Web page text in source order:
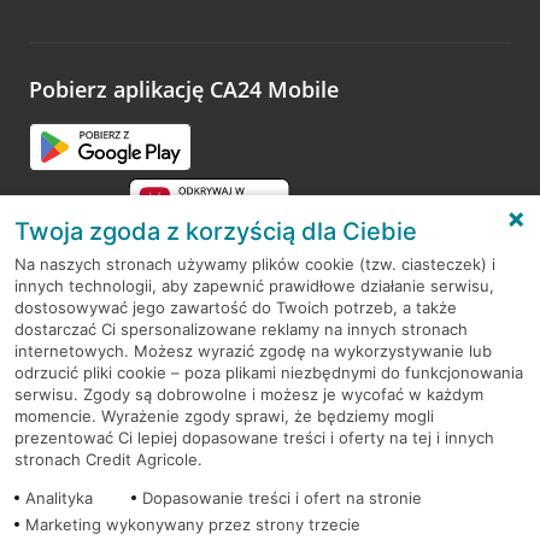
opinie.
Pobierz aplikację CA24 Mobile
RODO
Regulamin serwisu
Mapa serwisu
PolitykaCookies
Twoja zgoda z korzyścią dla Ciebie
Na naszych stronach używamy plików cookie (tzw. ciasteczek) i
innych technologii, aby zapewnić prawidłowe działanie serwisu,
dostosowywać jego zawartość do Twoich potrzeb, a także
dostarczać Ci spersonalizowane reklamy na innych stronach
internetowych. Możesz wyrazić zgodę na wykorzystywanie lub
odrzucić pliki cookie – poza plikami niezbędnymi do funkcjonowania
serwisu. Zgody są dobrowolne i możesz je wycofać w każdym
momencie. Wyrażenie zgody sprawi, że będziemy mogli
prezentować Ci lepiej dopasowane treści i oferty na tej i innych
stronach Credit Agricole.
Analityka
Dopasowanie treści i ofert na stronie
Marketing wykonywany przez strony trzecie